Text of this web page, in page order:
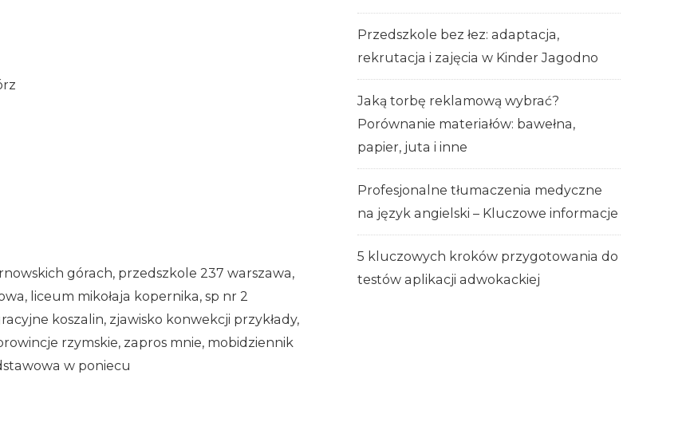
górach, przedszkole 237 warszawa,
liceum mikołaja kopernika, sp nr 2
koszalin, zjawisko konwekcji przykłady,
rzymskie, zapros mnie, mobidziennik
w poniecu
Przedszkole bez łez: adaptacja,
rekrutacja i zajęcia w Kinder Jagodno
Jaką torbę reklamową wybrać?
Porównanie materiałów: bawełna,
papier, juta i inne
Profesjonalne tłumaczenia medyczne
na język angielski – Kluczowe informacje
5 kluczowych kroków przygotowania do
testów aplikacji adwokackiej